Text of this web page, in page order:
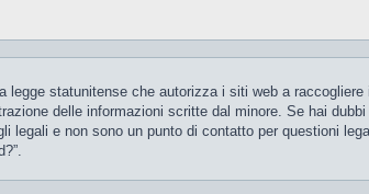
statunitense che autorizza i siti web a
delle informazioni scritte dal minore. Se hai
legali e non sono un punto di contatto per questioni